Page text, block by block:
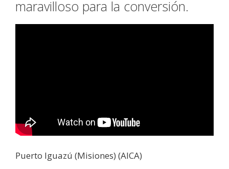
maravilloso para la conversión.
Puerto Iguazú (Misiones) (AICA)